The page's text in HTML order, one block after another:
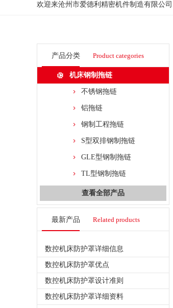
欢迎来沧州市爱德利精密机件制造有限公司
产品分类 Product categories
机床钢制拖链
不锈钢拖链
铝拖链
钢制工程拖链
S型双排钢制拖链
GLE型钢制拖链
TL型钢制拖链
查看全部产品
最新产品 Related products
数控机床防护罩详细信息
数控机床防护罩优点
数控机床防护罩设计准则
数控机床防护罩详细资料